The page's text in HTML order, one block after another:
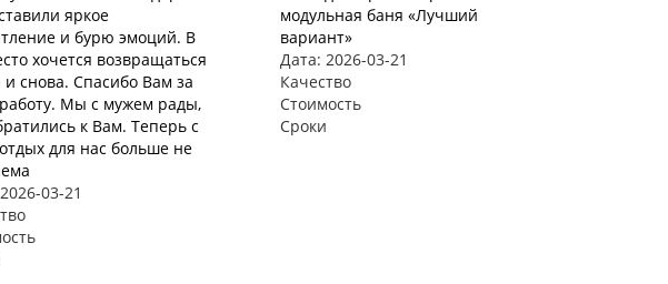
яркое
и бурю эмоций. В
хочется возвращаться
и снова. Спасибо Вам за
Мы с мужем рады,
к Вам. Теперь с
для нас больше не
03-21
модульная баня «Лучший
вариант»
Дата: 2026-03-21
Качество
Стоимость
Сроки